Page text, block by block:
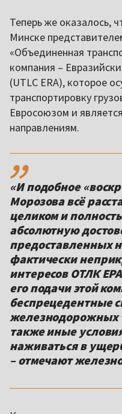
Теперь же оказалось,
Минске
«Объединенная
компания –
(UTLC ERA), которое
транспортировку
Евросоюзом и
направлениям.
,,
«И подобное
Морозова всё
целиком и
абсолютную
предоставленных
фактически
интересов ОТЛК
его подачи этой
беспрецедентные
железнодорожных
также иные
наживаться в
– отмечают